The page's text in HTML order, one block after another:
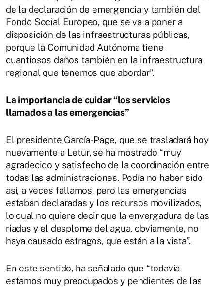
de la declaración de emergencia y también del
Fondo Social Europeo, que se va a poner a
disposición de las infraestructuras públicas,
porque la Comunidad Autónoma tiene
cuantiosos daños también en la infraestructura
regional que tenemos que abordar”.
La importancia de cuidar “los servicios
llamados a las emergencias”
El presidente García-Page, que se trasladará hoy
nuevamente a Letur, se ha mostrado “muy
agradecido y satisfecho de la coordinación entre
todas las administraciones. Podía no haber sido
así, a veces fallamos, pero las emergencias
estaban declaradas y los recursos movilizados,
lo cual no quiere decir que la envergadura de las
riadas y el desplome del agua, obviamente, no
haya causado estragos, que están a la vista”.
En este sentido, ha señalado que “todavía
estamos muy preocupados y pendientes de las